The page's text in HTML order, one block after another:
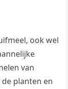
ook wel
van
planten en